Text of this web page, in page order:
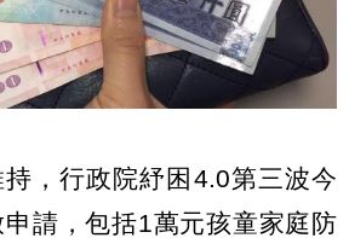
，行政院紓困4.0第三波今
申請，包括1萬元孩童家庭防